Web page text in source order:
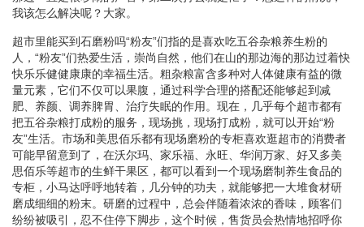
我该怎么解决呢？大家。
超市里能买到石磨粉吗“粉友”们指的是喜欢吃五谷杂粮养生粉的
人，“粉友”们热爱生活，崇尚自然，他们在山的那边海的那边过着快
快乐乐健健康康的幸福生活。粗杂粮富含多种对人体健康有益的微
量元素，它们不仅可以果腹，通过科学合理的搭配还能够起到减
肥、养颜、调养脾胃、治疗失眠的作用。现在，几乎每个超市都有
把五谷杂粮打成粉的服务，现场挑，现场打成粉，就可以开始“粉
友”生活。市场和美思佰乐都有现场磨粉的专柜喜欢逛超市的消费者
可能早留意到了，在沃尔玛、家乐福、永旺、华润万家、好又多美
思佰乐等超市的生鲜干果区，都可以看到一个现场磨制养生食品的
专柜，小马达呼呼地转着，几分钟的功夫，就能够把一大堆食材研
磨成细细的粉末。研磨的过程中，总会伴随着浓浓的香味，顾客们
纷纷被吸引，忍不住停下脚步，这个时候，售货员会热情地招呼你